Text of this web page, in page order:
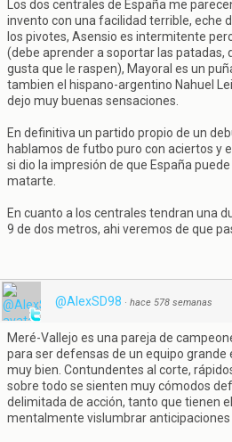
Los dos centrales de España me
invento con una facilidad terrible, eche
los pivotes, Asensio es intermitente
(debe aprender a soportar las patadas,
gusta que le raspen), Mayoral es un
tambien el hispano-argentino Nahuel
dejo muy buenas sensaciones.
En definitiva un partido propio de un
hablamos de futbo puro con aciertos y
si dio la impresión de que España
matarte.
En cuanto a los centrales tendran una
9 de dos metros, ahi veremos de que
@AlexSD98 · hace 578 semanas
Meré-Vallejo es una pareja de
para ser defensas de un equipo grande
muy bien. Contundentes al corte,
sobre todo se sienten muy cómodos
delimitada de acción, tanto que tienen
mentalmente vislumbrar anticipaciones